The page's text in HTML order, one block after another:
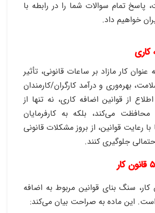
پاسخ تمام سوالات شما را در رابطه با
خواهیم داد.
عنوان کار مازاد بر ساعات قانونی، تأثیر
بهره‌وری و درآمد کارگران/کارمندان
اطلاع از قوانین اضافه کاری، نه تنها از
محافظت می‌کند، بلکه به کارفرمایان
رعایت قوانین، از بروز مشکلات قانونی
جلوگیری کنند.
قانون کار، سنگ بنای قوانین مربوط به اضافه
است. این ماده به صراحت بیان می‌کند: